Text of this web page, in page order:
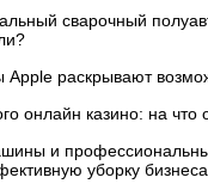
сварочный
Apple раскрывают
онлайн казино: на что
и
уборку бизнеса